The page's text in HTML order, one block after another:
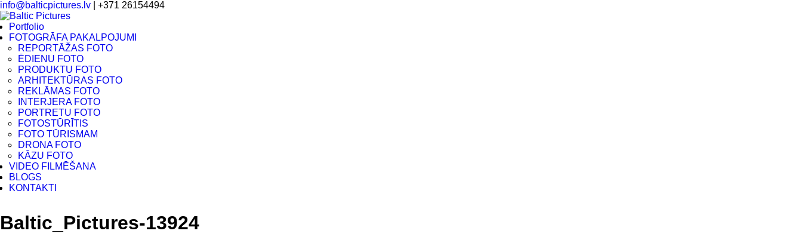
info@balticpictures.lv | +371 26154494
Portfolio
FOTOGRĀFA PAKALPOJUMI
REPORTĀŽAS FOTO
ĒDIENU FOTO
PRODUKTU FOTO
ARHITEKTŪRAS FOTO
REKLĀMAS FOTO
INTERJERA FOTO
PORTRETU FOTO
FOTOSTŪRĪTIS
FOTO TŪRISMAM
DRONA FOTO
KĀZU FOTO
VIDEO FILMĒŠANA
BLOGS
KONTAKTI
Baltic_Pictures-13924